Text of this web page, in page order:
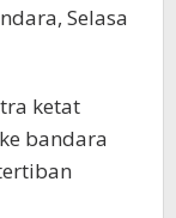
Selasa
ketat
bandara